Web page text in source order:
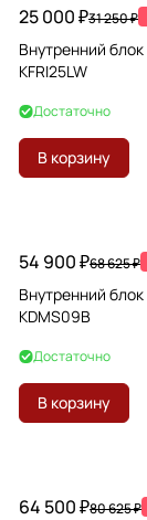
25 000 ₽31 250 ₽
Внутренний
KFRI25LW
Достаточно
В корзину
54 900 ₽68 625 ₽
Внутренний
KDMS09B
Достаточно
В корзину
64 500 ₽80 625 ₽